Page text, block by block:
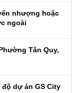
nhượng hoặc
ngoài
Tân Quy,
độ dự án GS City